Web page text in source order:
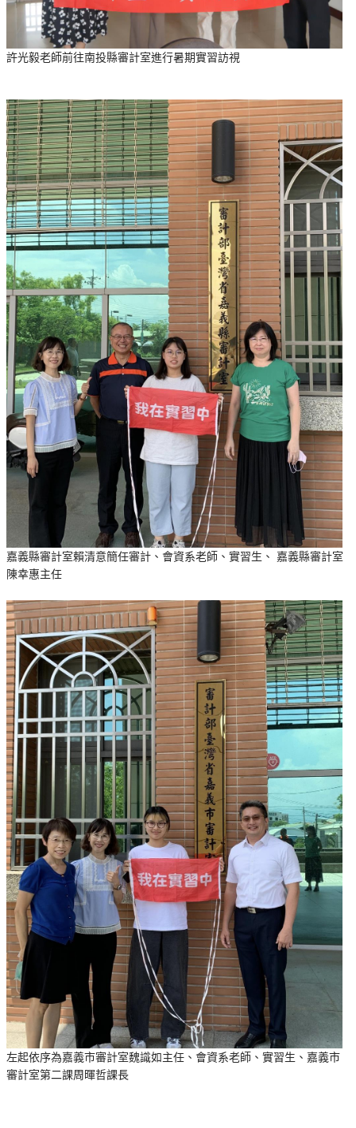
許光毅老師前往南投縣審計室進行暑期實習訪視
嘉義縣審計室賴清意簡任審計、會資系老師、實習生、 嘉義縣審計室
陳幸惠主任
左起依序為嘉義市審計室魏識如主任、會資系老師、實習生、嘉義市
審計室第二課周暉哲課長